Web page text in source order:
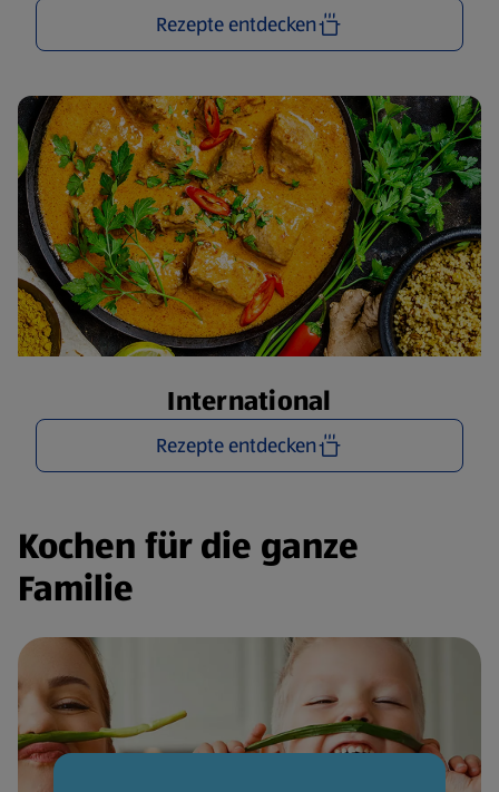
Rezepte entdecken
International
Rezepte entdecken
Kochen für die ganze
Familie